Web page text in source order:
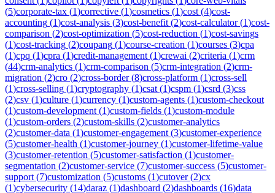
(5)corporate-tax (1)corrective (1)cosmetics (1)cost (4)cost-
accounting (1)cost-analysis (3)cost-benefit (2)cost-calculator(1)cost-
comparison (2)cost-optimization (5)cost-reduction (1)cost-savings
(1)cost-tracking (2)coupang (1)course-creation (1)courses (3)cpa
(1)cpq (1)cpra (1)credit-management (1)crewai (2)criteria (1)crm
(44)crm-analytics (1)crm-comparison (5)crm-integration (2)crm-
migration (2)cro (2)cross-border(8)cross-platform (1)cross-sell
(1)cross-selling (1)cryptography (1)csat (1)cspm (1)csrd (3)css
(2)csv (1)culture (1)currency (1)custom-agents (1)custom-checkout
(1)custom-development (1)custom-fields (1)custom-module
(1)custom-orders (2)custom-skills (2)customer-analytics
(2)customer-data (1)customer-engagement (3)customer-experience
(5)customer-health (1)customer-journey (1)customer-lifetime-value
(3)customer-retention (5)customer-satisfaction (1)customer-
segmentation (2)customer-service (7)customer-success (5)customer-
support (7)customization (5)customs (1)cutover(2)cx
(1)cybersecurity (14)daraz (1)dashboard (2)dashboards (16)data